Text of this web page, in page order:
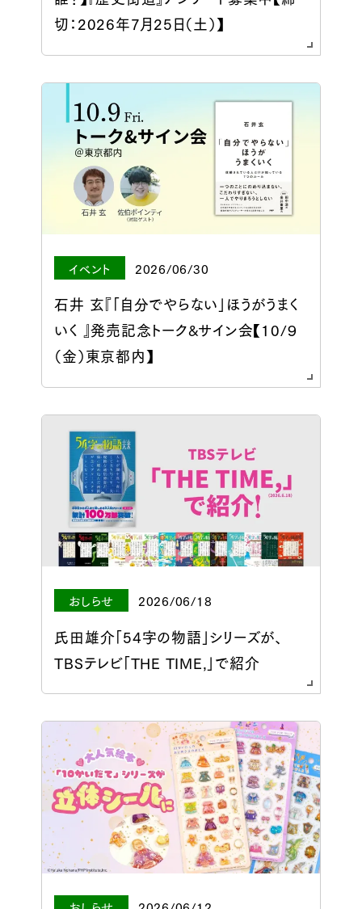
切：2026年7月25日（土）】
イベント 2026/06/30
石井 玄『「自分でやらない」ほうがうまく
いく 』発売記念トーク&サイン会【10/９
（金）東京都内】
おしらせ 2026/06/18
氏田雄介「54字の物語」シリーズが、
TBSテレビ「THE TIME,」で紹介